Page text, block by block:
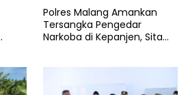
Polres Malang Amankan
Tersangka Pengedar
Narkoba di Kepanjen, Sita